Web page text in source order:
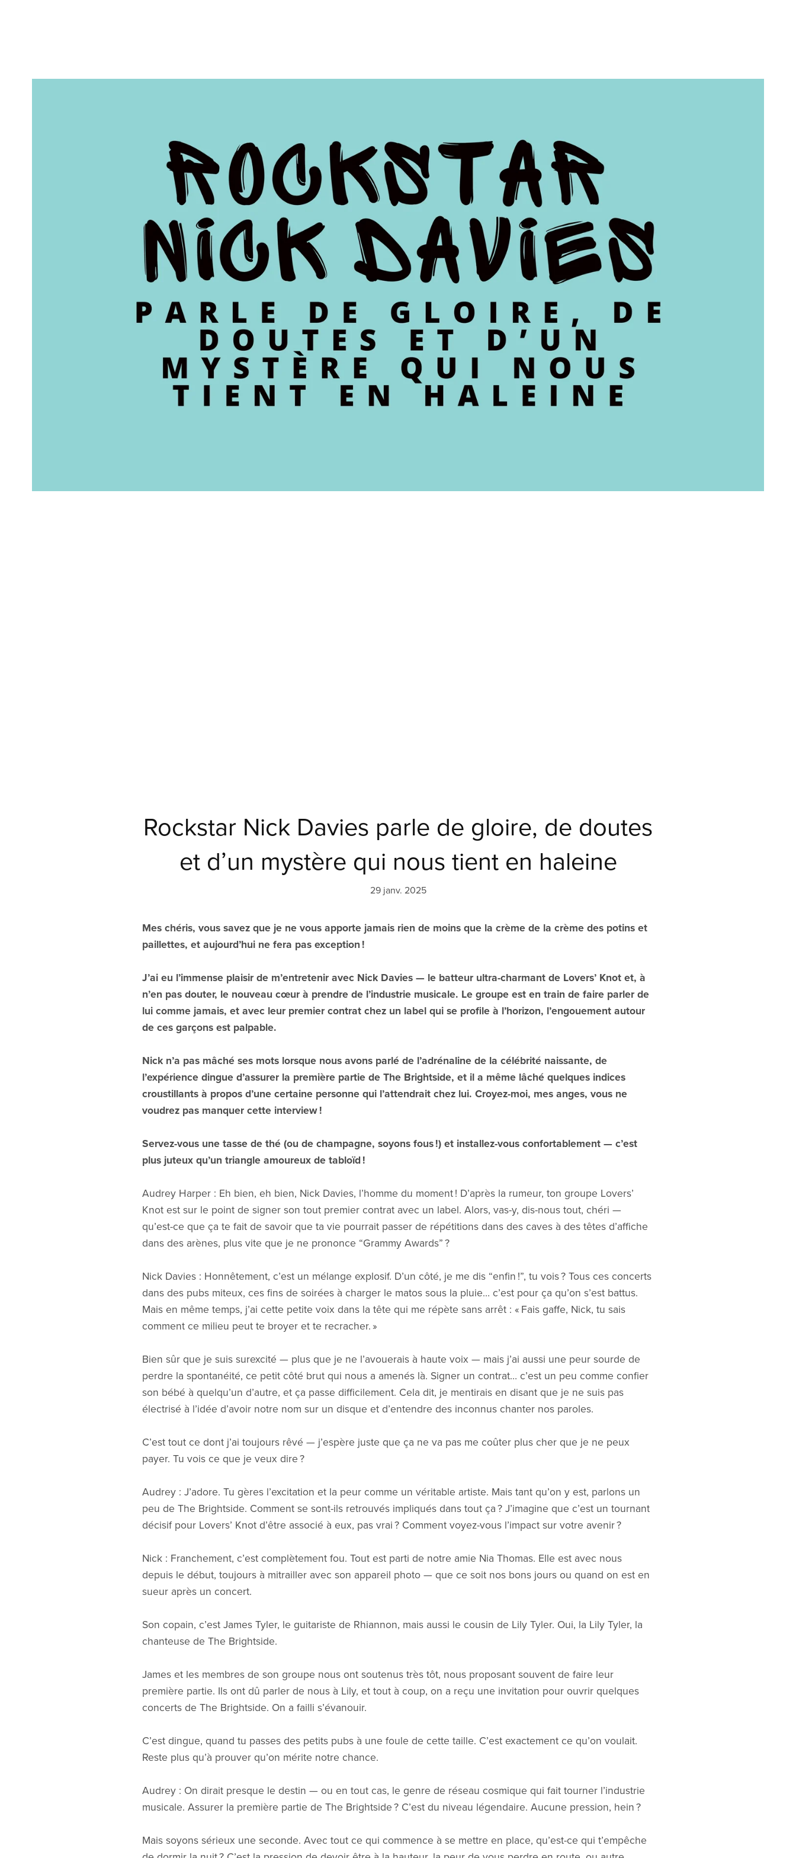
Rockstar Nick Davies parle de gloire, de doutes
et d’un mystère qui nous tient en haleine
29 janv. 2025
Mes chéris, vous savez que je ne vous apporte jamais rien de moins que la crème de la crème des potins et
paillettes, et aujourd’hui ne fera pas exception !
J’ai eu l’immense plaisir de m’entretenir avec Nick Davies — le batteur ultra-charmant de Lovers’ Knot et, à
n’en pas douter, le nouveau cœur à prendre de l’industrie musicale. Le groupe est en train de faire parler de
lui comme jamais, et avec leur premier contrat chez un label qui se profile à l’horizon, l’engouement autour
de ces garçons est palpable.
Nick n’a pas mâché ses mots lorsque nous avons parlé de l’adrénaline de la célébrité naissante, de
l’expérience dingue d’assurer la première partie de The Brightside, et il a même lâché quelques indices
croustillants à propos d’une certaine personne qui l’attendrait chez lui. Croyez-moi, mes anges, vous ne
voudrez pas manquer cette interview !
Servez-vous une tasse de thé (ou de champagne, soyons fous !) et installez-vous confortablement — c’est
plus juteux qu’un triangle amoureux de tabloïd !
Audrey Harper : Eh bien, eh bien, Nick Davies, l’homme du moment ! D’après la rumeur, ton groupe Lovers’
Knot est sur le point de signer son tout premier contrat avec un label. Alors, vas-y, dis-nous tout, chéri —
qu’est-ce que ça te fait de savoir que ta vie pourrait passer de répétitions dans des caves à des têtes d’affiche
dans des arènes, plus vite que je ne prononce “Grammy Awards” ?
Nick Davies : Honnêtement, c’est un mélange explosif. D’un côté, je me dis “enfin !”, tu vois ? Tous ces concerts
dans des pubs miteux, ces fins de soirées à charger le matos sous la pluie… c’est pour ça qu’on s’est battus.
Mais en même temps, j’ai cette petite voix dans la tête qui me répète sans arrêt : « Fais gaffe, Nick, tu sais
comment ce milieu peut te broyer et te recracher. »
Bien sûr que je suis surexcité — plus que je ne l’avouerais à haute voix — mais j’ai aussi une peur sourde de
perdre la spontanéité, ce petit côté brut qui nous a amenés là. Signer un contrat… c’est un peu comme confier
son bébé à quelqu’un d’autre, et ça passe difficilement. Cela dit, je mentirais en disant que je ne suis pas
électrisé à l’idée d’avoir notre nom sur un disque et d’entendre des inconnus chanter nos paroles.
C’est tout ce dont j’ai toujours rêvé — j’espère juste que ça ne va pas me coûter plus cher que je ne peux
payer. Tu vois ce que je veux dire ?
Audrey : J’adore. Tu gères l’excitation et la peur comme un véritable artiste. Mais tant qu’on y est, parlons un
peu de The Brightside. Comment se sont-ils retrouvés impliqués dans tout ça ? J’imagine que c’est un tournant
décisif pour Lovers’ Knot d’être associé à eux, pas vrai ? Comment voyez-vous l’impact sur votre avenir ?
Nick : Franchement, c’est complètement fou. Tout est parti de notre amie Nia Thomas. Elle est avec nous
depuis le début, toujours à mitrailler avec son appareil photo — que ce soit nos bons jours ou quand on est en
sueur après un concert.
Son copain, c’est James Tyler, le guitariste de Rhiannon, mais aussi le cousin de Lily Tyler. Oui, la Lily Tyler, la
chanteuse de The Brightside.
James et les membres de son groupe nous ont soutenus très tôt, nous proposant souvent de faire leur
première partie. Ils ont dû parler de nous à Lily, et tout à coup, on a reçu une invitation pour ouvrir quelques
concerts de The Brightside. On a failli s’évanouir.
C’est dingue, quand tu passes des petits pubs à une foule de cette taille. C’est exactement ce qu’on voulait.
Reste plus qu’à prouver qu’on mérite notre chance.
Audrey : On dirait presque le destin — ou en tout cas, le genre de réseau cosmique qui fait tourner l’industrie
musicale. Assurer la première partie de The Brightside ? C’est du niveau légendaire. Aucune pression, hein ?
Mais soyons sérieux une seconde. Avec tout ce qui commence à se mettre en place, qu’est-ce qui t’empêche